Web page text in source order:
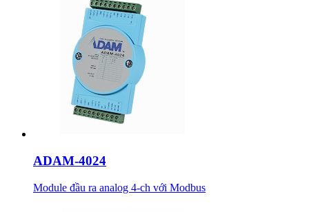
ADAM-4024
Module đầu ra analog 4-ch với Modbus